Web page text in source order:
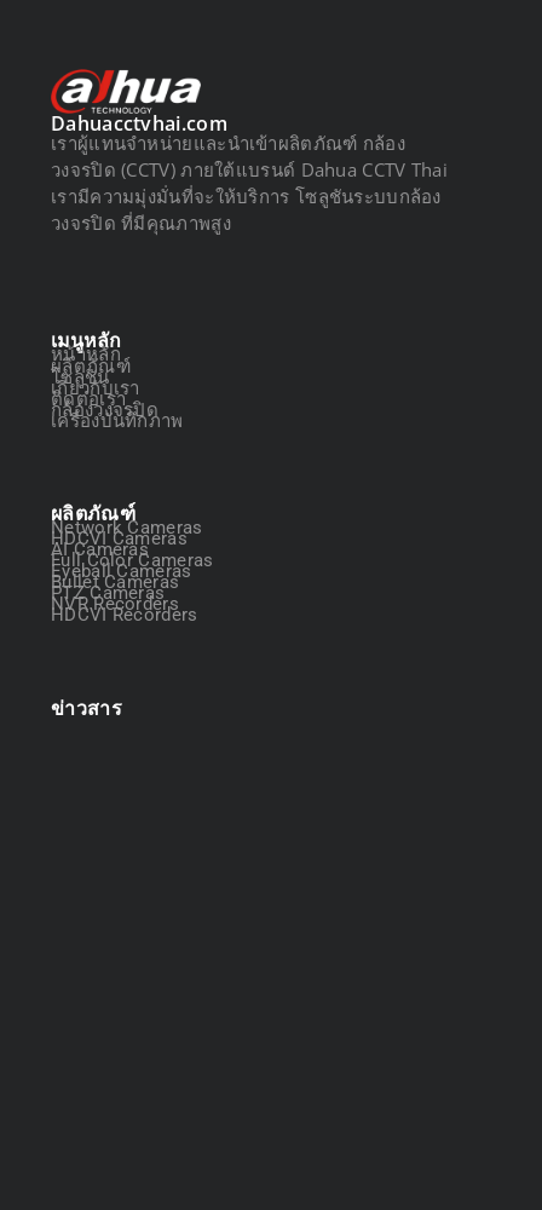
Dahuacctvhai.com
เราผู้แทนจำหน่ายและนำเข้าผลิตภัณฑ์ กล้อง
วงจรปิด (CCTV) ภายใต้แบรนด์ Dahua CCTV Thai
เรามีความมุ่งมั่นที่จะให้บริการ โซลูชันระบบกล้อง
วงจรปิด ที่มีคุณภาพสูง
เมนูหลัก
หน้าหลัก
ผลิตภัณฑ์
โซลูชัน
เกี่ยวกับเรา
ติดต่อเรา
กล้องวงจรปิด
เครื่องบันทึกภาพ
ผลิตภัณฑ์
Network Cameras
HDCVI Cameras
AI Cameras
Full Color Cameras
Eyeball Cameras
Bullet Cameras
PTZ Cameras
NVR Recorders
HDCVI Recorders
ข่าวสาร